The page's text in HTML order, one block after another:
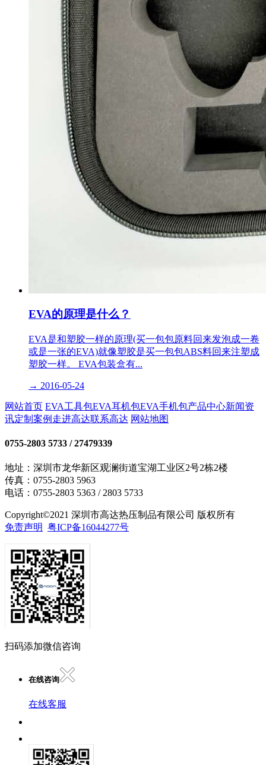
EVA的原理是什么？
EVA是和塑胶一样的原理(买一包包原料回来发泡成一卷
或是一张的EVA)就像塑胶是买一包包ABS料回来注塑成
塑胶一样。 EVA包装盒有...
→ 2016-05-24
网站首页 EVA工具包EVA耳机包EVA手机包产品中心新闻资
讯定制案例 走进高达联系高达 网站地图
0755-2803 5733 / 27479339
地址：深圳市龙华新区观澜街道宝湖工业区2号2栋2楼
传真：0755-2803 5963
电话：0755-2803 5363 / 2803 5733
Copyright©2021 深圳市高达热压制品有限公司 版权所有
免责声明 粤ICP备16044277号
扫码添加微信咨询
在线咨询
在线客服